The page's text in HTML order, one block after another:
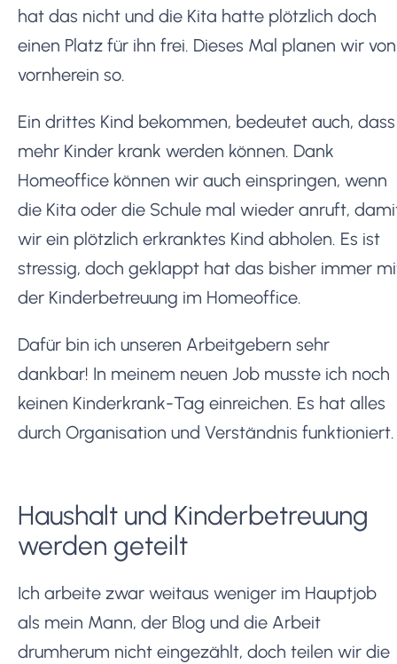
hat das nicht und die Kita hatte plötzlich doch
einen Platz für ihn frei. Dieses Mal planen wir von
vornherein so.
Ein drittes Kind bekommen, bedeutet auch, dass
mehr Kinder krank werden können. Dank
Homeoffice können wir auch einspringen, wenn
die Kita oder die Schule mal wieder anruft,
wir ein plötzlich erkranktes Kind abholen. Es ist
stressig, doch geklappt hat das bisher immer
der Kinderbetreuung im Homeoffice.
Dafür bin ich unseren Arbeitgebern sehr
dankbar! In meinem neuen Job musste ich noch
keinen Kinderkrank-Tag einreichen. Es hat alles
durch Organisation und Verständnis funktioniert.
Haushalt und Kinderbetreuung
werden geteilt
Ich arbeite zwar weitaus weniger im Hauptjob
als mein Mann, der Blog und die Arbeit
drumherum nicht eingezählt, doch teilen wir die